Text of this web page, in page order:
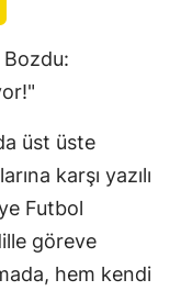
üst üste
karşı yazılı
Futbol
göreve
hem kendi